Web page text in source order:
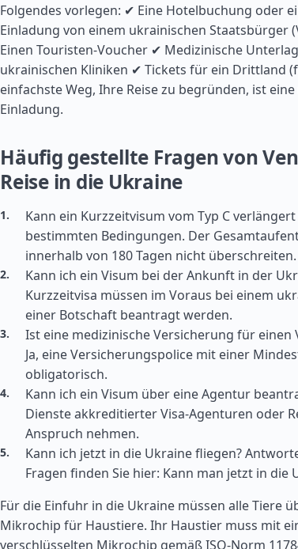
Folgendes vorlegen: ✔ Eine Hotelbuchung oder
Einladung von einem ukrainischen Staatsbürger
Einen Touristen-Voucher ✔ Medizinische
ukrainischen Kliniken ✔ Tickets für ein Drittland
einfachste Weg, Ihre Reise zu begründen, ist
Einladung.
Häufig gestellte Fragen von
Reise in die Ukraine
Kann ein Kurzzeitvisum vom Typ C
bestimmten Bedingungen. Der
innerhalb von 180 Tagen nicht überschreiten.
Kann ich ein Visum bei der Ankunft in der
Kurzzeitvisa müssen im Voraus bei einem
einer Botschaft beantragt werden.
Ist eine medizinische Versicherung für
Ja, eine Versicherungspolice mit einer
obligatorisch.
Kann ich ein Visum über eine Agentur
Dienste akkreditierter Visa-Agenturen oder
Anspruch nehmen.
Kann ich jetzt in die Ukraine fliegen?
Fragen finden Sie hier: Kann man jetzt in die
Für die Einfuhr in die Ukraine müssen alle Tiere
Mikrochip für Haustiere. Ihr Haustier muss mit
verschlüsselten Mikrochip gemäß ISO-Norm